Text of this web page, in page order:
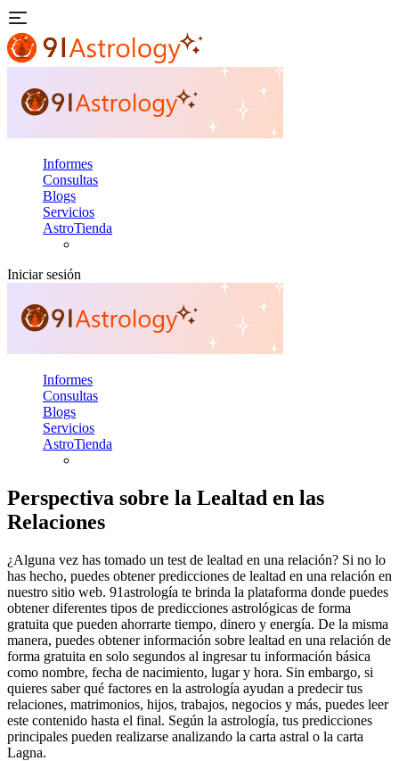
Informes
Consultas
Blogs
Servicios
AstroTienda
Iniciar sesión
Informes
Consultas
Blogs
Servicios
AstroTienda
Perspectiva sobre la Lealtad en las
Relaciones
¿Alguna vez has tomado un test de lealtad en una relación? Si no lo
has hecho, puedes obtener predicciones de lealtad en una relación en
nuestro sitio web. 91astrología te brinda la plataforma donde puedes
obtener diferentes tipos de predicciones astrológicas de forma
gratuita que pueden ahorrarte tiempo, dinero y energía. De la misma
manera, puedes obtener información sobre lealtad en una relación de
forma gratuita en solo segundos al ingresar tu información básica
como nombre, fecha de nacimiento, lugar y hora. Sin embargo, si
quieres saber qué factores en la astrología ayudan a predecir tus
relaciones, matrimonios, hijos, trabajos, negocios y más, puedes leer
este contenido hasta el final. Según la astrología, tus predicciones
principales pueden realizarse analizando la carta astral o la carta
Lagna.